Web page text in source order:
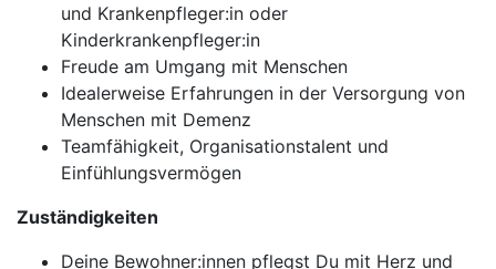
und Krankenpfleger:in oder
Kinderkrankenpfleger:in
Freude am Umgang mit Menschen
Idealerweise Erfahrungen in der Versorgung von
Menschen mit Demenz
Teamfähigkeit, Organisationstalent und
Einfühlungsvermögen
Zuständigkeiten
Deine Bewohner:innen pflegst Du mit Herz und